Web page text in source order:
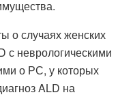
о случаях женских
с неврологическими
о РС, у которых
ALD на